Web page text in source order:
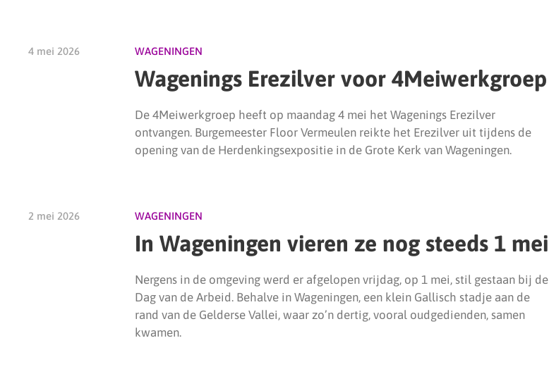
4 mei 2026 WAGENINGEN
Wagenings Erezilver voor 4Meiwerkgroep
De 4Meiwerkgroep heeft op maandag 4 mei het Wagenings Erezilver
ontvangen. Burgemeester Floor Vermeulen reikte het Erezilver uit tijdens de
opening van de Herdenkingsexpositie in de Grote Kerk van Wageningen.
2 mei 2026 WAGENINGEN
In Wageningen vieren ze nog steeds 1 mei
Nergens in de omgeving werd er afgelopen vrijdag, op 1 mei, stil gestaan bij de
Dag van de Arbeid. Behalve in Wageningen, een klein Gallisch stadje aan de
rand van de Gelderse Vallei, waar zo’n dertig, vooral oudgedienden, samen
kwamen.